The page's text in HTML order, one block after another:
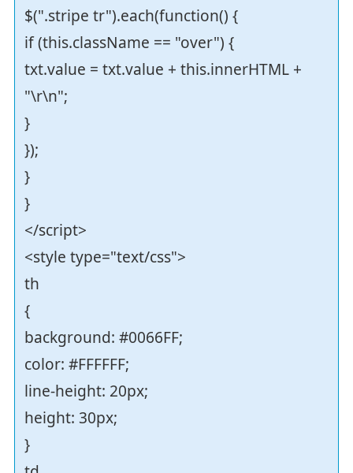
$(".stripe tr").each(function() {
if (this.className == "over") {
txt.value = txt.value + this.innerHTML +
"\r\n";
}
});
}
}
</script>
<style type="text/css">
th
{
background: #0066FF;
color: #FFFFFF;
line-height: 20px;
height: 30px;
}